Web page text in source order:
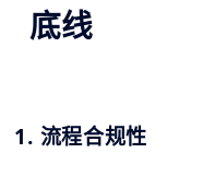
底线
1. 流程合规性